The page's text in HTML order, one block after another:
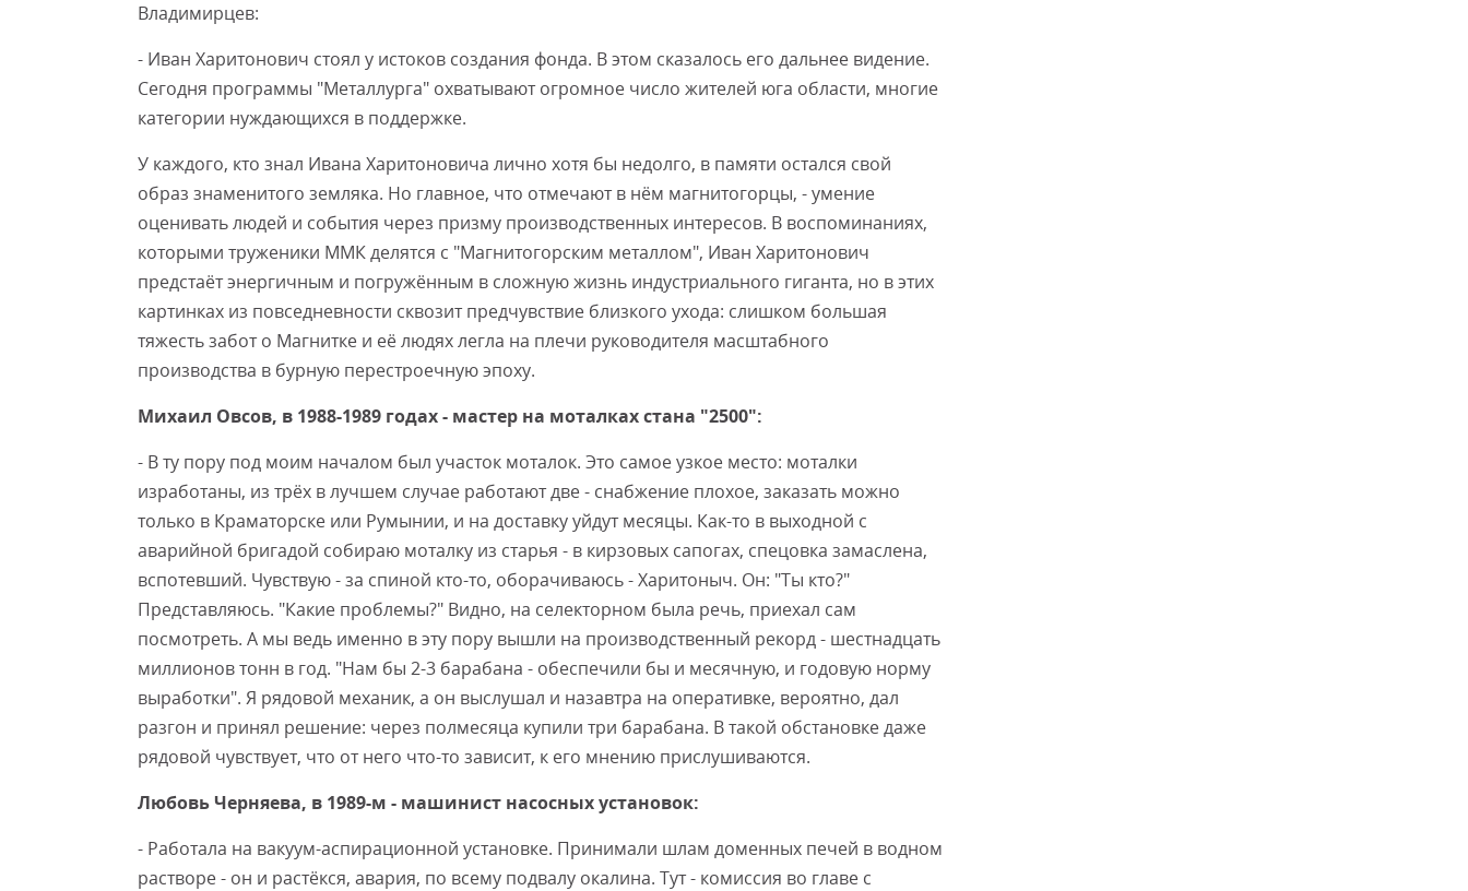
Владимирцев:
- Иван Харитонович стоял у истоков создания фонда. В этом сказалось его дальнее видение.
Сегодня программы "Металлурга" охватывают огромное число жителей юга области, многие
категории нуждающихся в поддержке.
У каждого, кто знал Ивана Харитоновича лично хотя бы недолго, в памяти остался свой
образ знаменитого земляка. Но главное, что отмечают в нём магнитогорцы, - умение
оценивать людей и события через призму производственных интересов. В воспоминаниях,
которыми труженики ММК делятся с "Магнитогорским металлом", Иван Харитонович
предстаёт энергичным и погружённым в сложную жизнь индустриального гиганта, но в этих
картинках из повседневности сквозит предчувствие близкого ухода: слишком большая
тяжесть забот о Магнитке и её людях легла на плечи руководителя масштабного
производства в бурную перестроечную эпоху.
Михаил Овсов, в 1988-1989 годах - мастер на моталках стана "2500":
- В ту пору под моим началом был участок моталок. Это самое узкое место: моталки
изработаны, из трёх в лучшем случае работают две - снабжение плохое, заказать можно
только в Краматорске или Румынии, и на доставку уйдут месяцы. Как-то в выходной с
аварийной бригадой собираю моталку из старья - в кирзовых сапогах, спецовка замаслена,
вспотевший. Чувствую - за спиной кто-то, оборачиваюсь - Харитоныч. Он: "Ты кто?"
Представляюсь. "Какие проблемы?" Видно, на селекторном была речь, приехал сам
посмотреть. А мы ведь именно в эту пору вышли на производственный рекорд - шестнадцать
миллионов тонн в год. "Нам бы 2-3 барабана - обеспечили бы и месячную, и годовую норму
выработки". Я рядовой механик, а он выслушал и назавтра на оперативке, вероятно, дал
разгон и принял решение: через полмесяца купили три барабана. В такой обстановке даже
рядовой чувствует, что от него что-то зависит, к его мнению прислушиваются.
Любовь Черняева, в 1989-м - машинист насосных установок:
- Работала на вакуум-аспирационной установке. Принимали шлам доменных печей в водном
растворе - он и растёкся, авария, по всему подвалу окалина. Тут - комиссия во главе с